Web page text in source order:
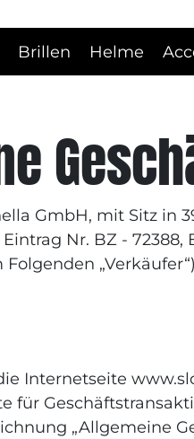
Brillen Helme
GmbH, mit Sitz in
Nr. BZ - 72388,
Internetseite
für
„Allgemeine